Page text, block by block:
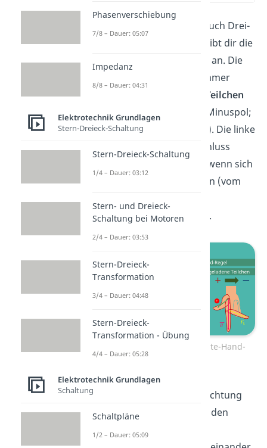
(auch Drei-
Finger- oder UVW-Regel) gibt dir die
Richtung der
an. Die
rechte Hand benutzt du immer
positive Teilchen
bewegen (vom Plus- zum Minuspol;
technische Stromrichtung). Die linke
Hand findet im Umkehrschluss
immer dann Anwendung, wenn sich
bewegen (vom
Elektronenstromrichtung).
Linke-Hand-Regel und Rechte-Hand-
Für die Bestimmung der Richtung
derLorentzkraft
hältst du den
Daumen, Zeigefinger und
Phasenverschiebung
7/8 – Dauer: 05:07
Impedanz
8/8 – Dauer: 04:31
Elektrotechnik Grundlagen
Stern-Dreieck-Schaltung
Stern-Dreieck-Schaltung
1/4 – Dauer: 03:12
Stern- und Dreieck-
Schaltung bei Motoren
2/4 – Dauer: 03:53
Stern-Dreieck-
Transformation
3/4 – Dauer: 04:48
Stern-Dreieck-
Transformation - Übung
4/4 – Dauer: 05:28
Elektrotechnik Grundlagen
Schaltung
Schaltpläne
1/2 – Dauer: 05:09